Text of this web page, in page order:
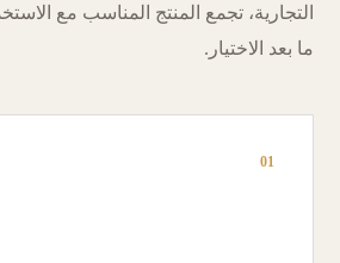
التجارية، تجمع المنتج المناسب مع
ما بعد الاختيار.
01